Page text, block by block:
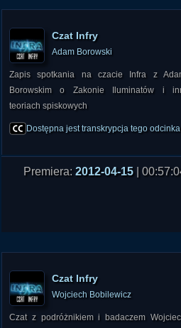
Czat Infry
Adam Borowski
Zapis spotkania na czacie Infra z
Borowskim o Zakonie Iluminatów i
teoriach spiskowych
Dostępna jest transkrypcja tego odcinka
Premiera: 2012-04-15 |
Czat Infry
Wojciech Bobilewicz
Czat z podróżnikiem i badaczem